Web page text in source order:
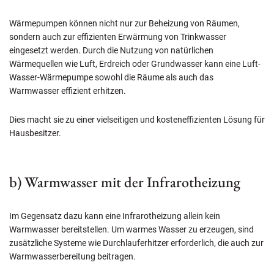
Wärmepumpen können nicht nur zur Beheizung von Räumen,
sondern auch zur effizienten Erwärmung von Trinkwasser
eingesetzt werden. Durch die Nutzung von natürlichen
Wärmequellen wie Luft, Erdreich oder Grundwasser kann eine Luft-
Wasser-Wärmepumpe sowohl die Räume als auch das
Warmwasser effizient erhitzen.
Dies macht sie zu einer vielseitigen und kosteneffizienten Lösung für
Hausbesitzer.
b) Warmwasser mit der Infrarotheizung
Im Gegensatz dazu kann eine Infrarotheizung allein kein
Warmwasser bereitstellen. Um warmes Wasser zu erzeugen, sind
zusätzliche Systeme wie Durchlauferhitzer erforderlich, die auch zur
Warmwasserbereitung beitragen.